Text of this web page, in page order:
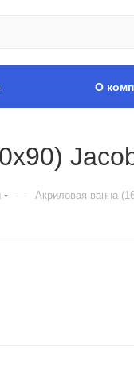
О
— Акриловая ванна